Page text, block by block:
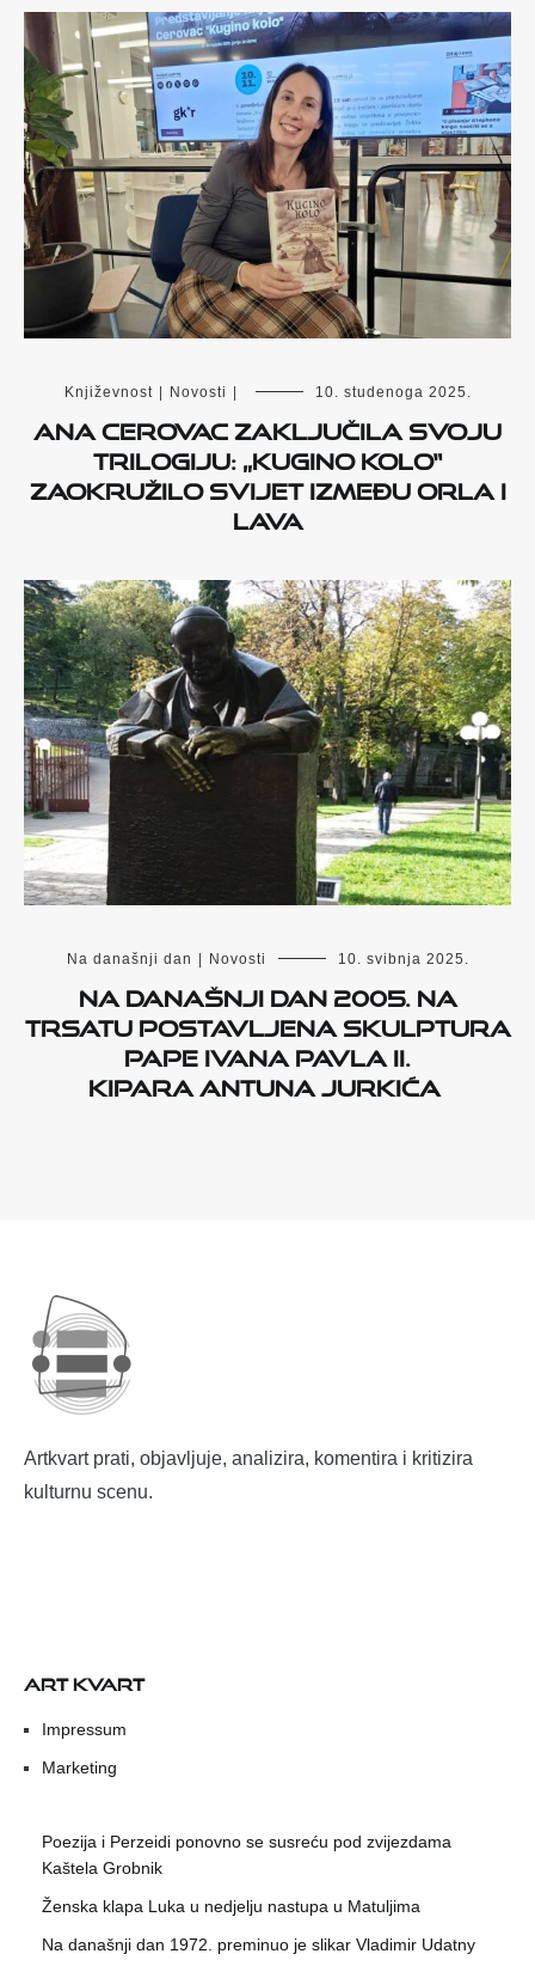
Književnost Novosti 10. studenoga 2025.
Ana Cerovac zaključila svoju
trilogiju: „Kugino kolo“
zaokružilo svijet između orla i
lava
Na današnji dan Novosti 10. svibnja 2025.
Na današnji dan 2005. na
Trsatu postavljena skulptura
pape Ivana Pavla II.
kipara Antuna Jurkića
Artkvart prati, objavljuje, analizira, komentira i kritizira
kulturnu scenu.
ART KVART
Impressum
Marketing
Poezija i Perzeidi ponovno se susreću pod zvijezdama
Kaštela Grobnik
Ženska klapa Luka u nedjelju nastupa u Matuljima
Na današnji dan 1972. preminuo je slikar Vladimir Udatny